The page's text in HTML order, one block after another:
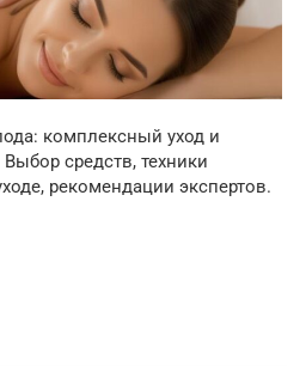
комплексный уход и
средств, техники
рекомендации экспертов.